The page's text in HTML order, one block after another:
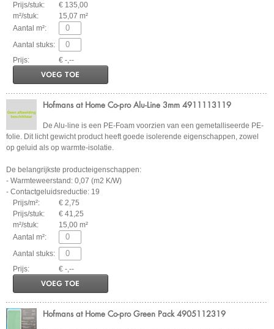
Prijs/stuk:
€ 135,00
m²/stuk:
15,07 m²
Aantal m²:
Aantal stuks:
Prijs:
€ -,--
VOEG TOE
Hofmans at Home Co-pro Alu-Line 3mm 4911113119
De Alu-line is een PE-Foam voorzien van een gemetalliseerde PE-
folie. Dit licht gewicht product heeft goede isolerende eigenschappen, zowel
op geluid als op warmte-isolatie.
De belangrijkste producteigenschappen:
- Warmteweerstand: 0,07 (m2 K/W)
- Contactgeluidsreductie: 19
Prijs/m²:
€ 2,75
Prijs/stuk:
€ 41,25
m²/stuk:
15,00 m²
Aantal m²:
Aantal stuks:
Prijs:
€ -,--
VOEG TOE
Hofmans at Home Co-pro Green Pack 4905112319